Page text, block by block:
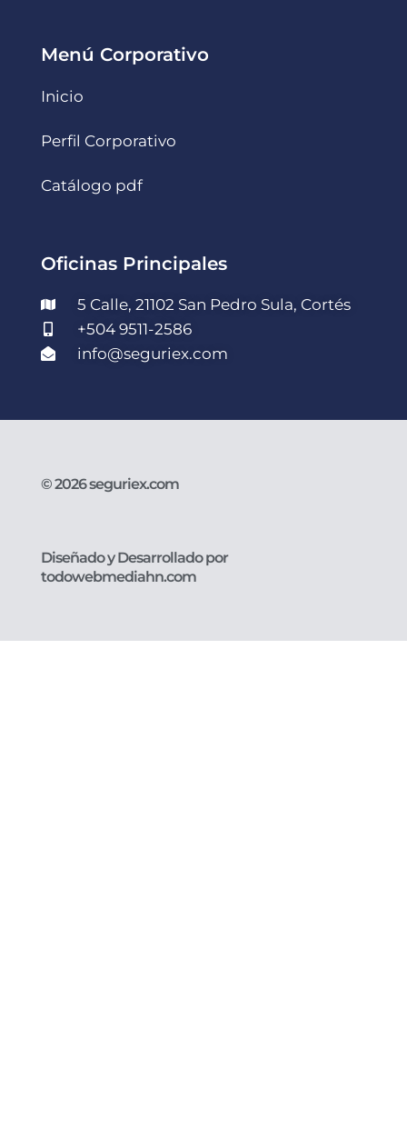
Menú Corporativo
Inicio
Perfil Corporativo
Catálogo pdf
Oficinas Principales
5 Calle, 21102 San Pedro Sula, Cortés
+504 9511-2586
info@seguriex.com
© 2026 seguriex.com
Diseñado y Desarrollado por
todowebmediahn.com